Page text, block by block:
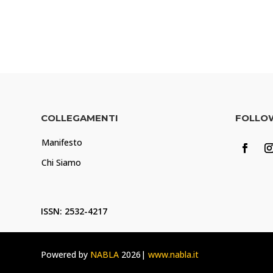
COLLEGAMENTI
Manifesto
Chi Siamo
ISSN: 2532-4217
Powered by NABLA 2026|www.nabla.it